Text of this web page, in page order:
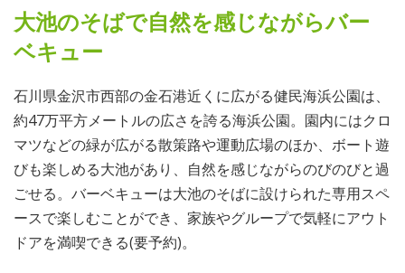
大池のそばで自然を感じながらバー
ベキュー
石川県金沢市西部の金石港近くに広がる健民海浜公園は、
約47万平方メートルの広さを誇る海浜公園。園内にはクロ
マツなどの緑が広がる散策路や運動広場のほか、ボート遊
びも楽しめる大池があり、自然を感じながらのびのびと過
ごせる。バーベキューは大池のそばに設けられた専用スペ
ースで楽しむことができ、家族やグループで気軽にアウト
ドアを満喫できる(要予約)。